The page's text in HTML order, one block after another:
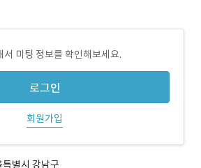
서 미팅 정보를 확인해보세요.
로그인
회원가입
특별시 강남구